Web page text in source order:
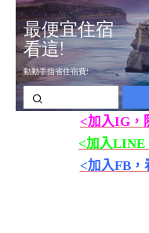
<加入IG，
<加入LINE
<加入FB，